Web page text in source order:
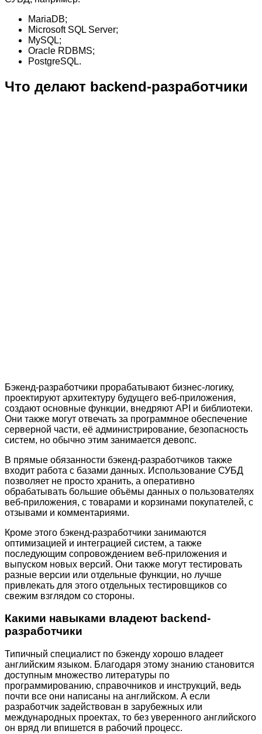
MariaDB;
Microsoft SQL Server;
MySQL;
Oracle RDBMS;
PostgreSQL.
Что делают backend-разработчики
Бэкенд-разработчики прорабатывают бизнес-логику,
проектируют архитектуру будущего веб-приложения,
создают основные функции, внедряют API и библиотеки.
Они также могут отвечать за программное обеспечение
серверной части, её администрирование, безопасность
систем, но обычно этим занимается девопс.
В прямые обязанности бэкенд-разработчиков также
входит работа с базами данных. Использование СУБД
позволяет не просто хранить, а оперативно
обрабатывать большие объёмы данных о пользователях
веб-приложения, с товарами и корзинами покупателей, с
отзывами и комментариями.
Кроме этого бэкенд-разработчики занимаются
оптимизацией и интеграцией систем, а также
последующим сопровождением веб-приложения и
выпуском новых версий. Они также могут тестировать
разные версии или отдельные функции, но лучше
привлекать для этого отдельных тестировщиков со
свежим взглядом со стороны.
Какими навыками владеют backend-
разработчики
Типичный специалист по бэкенду хорошо владеет
английским языком. Благодаря этому знанию становится
доступным множество литературы по
программированию, справочников и инструкций, ведь
почти все они написаны на английском. А если
разработчик задействован в зарубежных или
международных проектах, то без уверенного английского
он вряд ли впишется в рабочий процесс.